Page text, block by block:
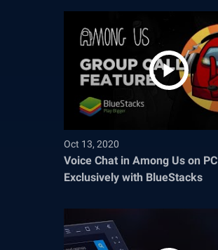
Oct 13, 2020
Voice Chat in Among Us on PC
Exclusively with BlueStacks